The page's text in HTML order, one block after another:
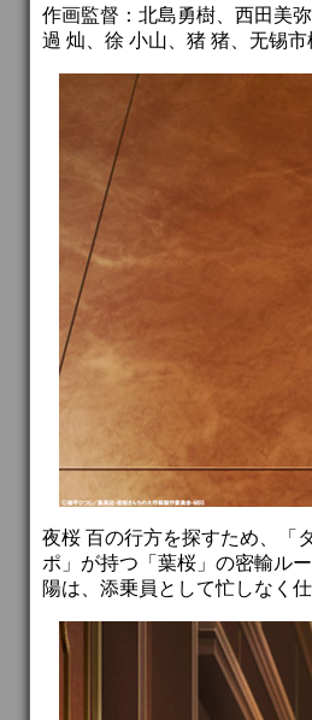
作画監督：北島勇樹、西田美
過 灿、徐 小山、猪 猪、无锡
夜桜 百の行方を探すため、「
ポ」が持つ「葉桜」の密輸ル
陽は、添乗員として忙しなく